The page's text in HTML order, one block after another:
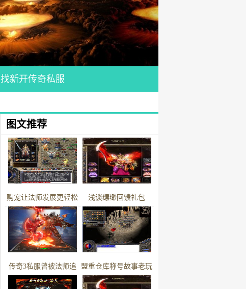
找新开传奇私服
图文推荐
购宠让法师发展更轻松 浅谈缥缈回馈礼包
传奇3私服曾被法师追
捧后来沦为收藏品的特
盟重仓库称号故事老玩
家的荣耀与遗憾